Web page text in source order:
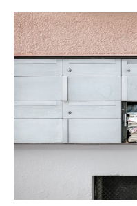
La
domiciliation
dans
lieu